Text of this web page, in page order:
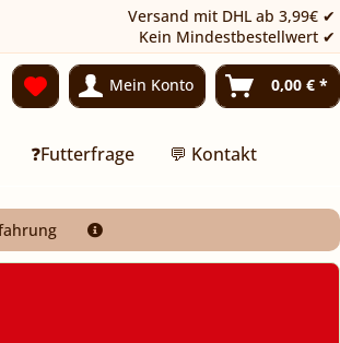
Versand mit DHL ab 3,99€ ✔
Kein Mindestbestellwert ✔
Mein Konto 0,00 € *
❓Futterfrage 💬 Kontakt